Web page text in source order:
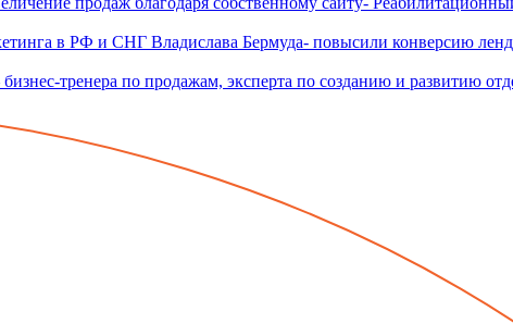
в РФ и СНГ Владислава Бермуда- повысили конверсию
тренера по продажам, эксперта по созданию и развитию